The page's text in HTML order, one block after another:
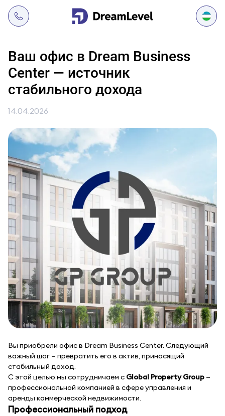
Ваш офис в Dream Business
Center — источник
стабильного дохода
14.04.2026
Вы приобрели офис в Dream Business Center. Следующий
важный шаг — превратить его в актив, приносящий
стабильный доход.
С этой целью мы сотрудничаем с Global Property Group —
профессиональной компанией в сфере управления и
аренды коммерческой недвижимости.
Профессиональный подход